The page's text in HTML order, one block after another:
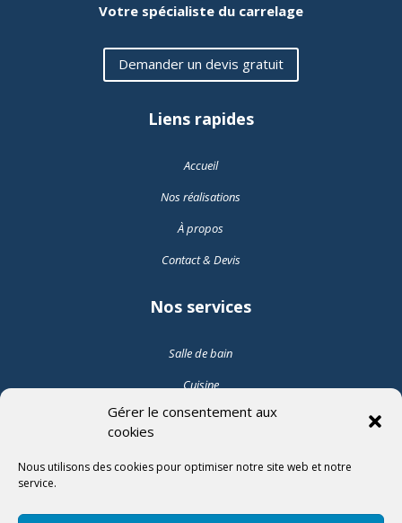
Gérer le consentement aux
cookies
Nous utilisons des cookies pour optimiser notre site web et notre
service.
Votre spécialiste du carrelage
Demander un devis gratuit
Liens rapides
Accueil
Nos réalisations
À propos
Contact & Devis
Nos services
Salle de bain
Cuisine
Pose de carrelage intérieur